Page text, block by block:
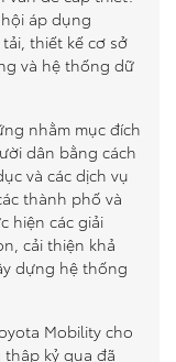
áp dụng
thiết kế cơ sở
và hệ thống dữ
nhằm mục đích
dân bằng cách
và các dịch vụ
thành phố và
hiện các giải
cải thiện khả
dựng hệ thống
Mobility cho
kỷ qua đã